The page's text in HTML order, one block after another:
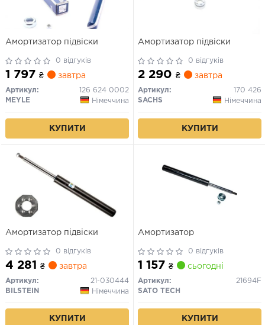
Амортизатор підвіски
0 відгуків
1 797 ₴ завтра
Артикул:
126 624 0002
MEYLE
Німеччина
КУПИТИ
Амортизатор підвіски
0 відгуків
2 290 ₴ завтра
Артикул:
170 426
SACHS
Німеччина
КУПИТИ
Амортизатор підвіски
0 відгуків
4 281 ₴ завтра
Артикул:
21-030444
BILSTEIN
Німеччина
КУПИТИ
Амортизатор
0 відгуків
1 157 ₴ сьогодні
Артикул:
21694F
SATO TECH
КУПИТИ